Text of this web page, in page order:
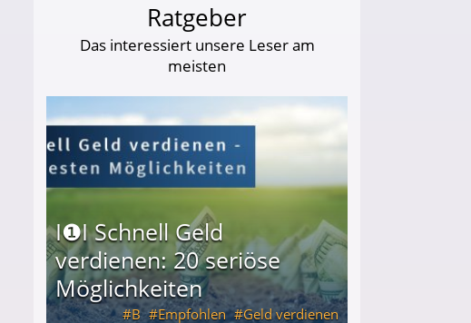
Ratgeber
Das interessiert unsere Leser am
meisten
I❶I Schnell Geld
verdienen: 20 seriöse
Möglichkeiten
B Empfohlen Geld verdienen